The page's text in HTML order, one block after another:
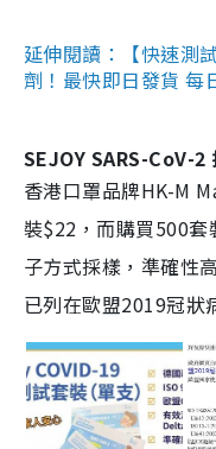
延伸閱讀：【快速測
劑！最快即日發貨 每
SEJOY SARS-CoV-2
香港口罩品牌HK-M
裝$22，而購買500
子方式採樣，準確性
已列在歐盟2019冠狀